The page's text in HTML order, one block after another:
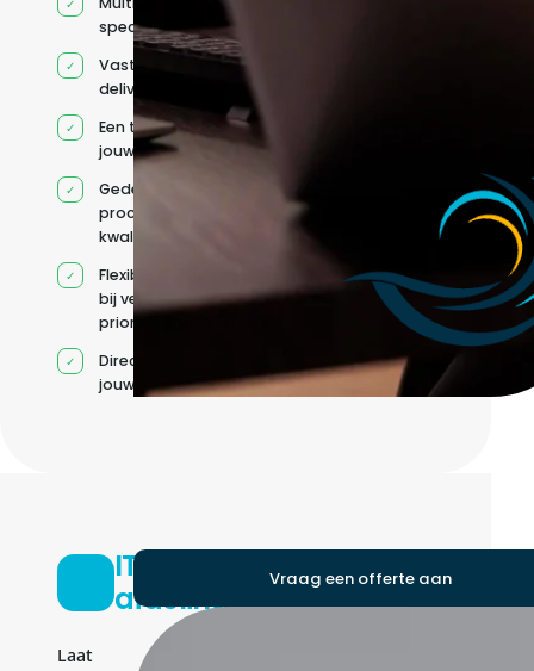
specialisten
Vaste
deliverycoördinatie
Een team rond
jouw roadmap
Gedeelde
processen en
kwaliteitsnormen
Flexibele capaciteit
bij veranderende
prioriteiten
Direct contact met
jouw team
IT-
afdeling
Laat
Vraag een offerte aan